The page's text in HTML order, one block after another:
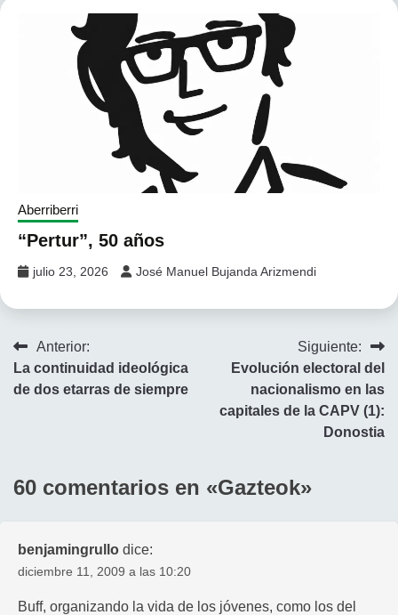
Aberriberri
“Pertur”, 50 años
julio 23, 2026 José Manuel Bujanda Arizmendi
Navegación
de
Anterior:
La continuidad ideológica
de dos etarras de siempre
Siguiente:
Evolución electoral del
nacionalismo en las
capitales de la CAPV (1):
Donostia
60 comentarios en «Gazteok»
benjamingrullo dice:
diciembre 11, 2009 a las 10:20
Buff, organizando la vida de los jóvenes, como los del